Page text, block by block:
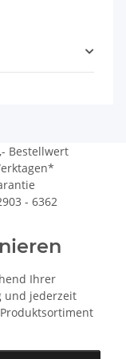
Bestellwert
- 6362
Ihrer
jederzeit